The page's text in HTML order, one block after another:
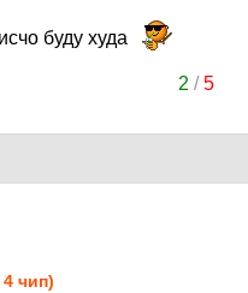
буду худа
2 /5
чип)